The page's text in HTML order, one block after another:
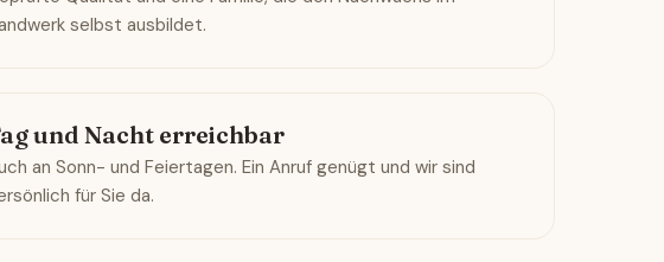
selbst ausbildet.
und Nacht erreichbar
an Sonn- und Feiertagen. Ein Anruf genügt und wir sind
für Sie da.